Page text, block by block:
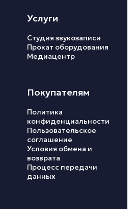
Услуги
Студия звукозаписи
Прокат оборудования
Медиацентр
Покупателям
Политика
конфиденциальности
Пользовательское
соглашение
Условия обмена и
возврата
Процесс передачи
данных